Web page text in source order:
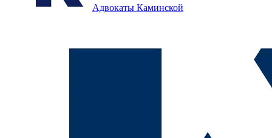
Адвокаты Каминской